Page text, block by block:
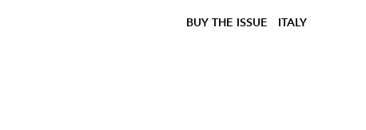
BUY THE ISSUE ITALY